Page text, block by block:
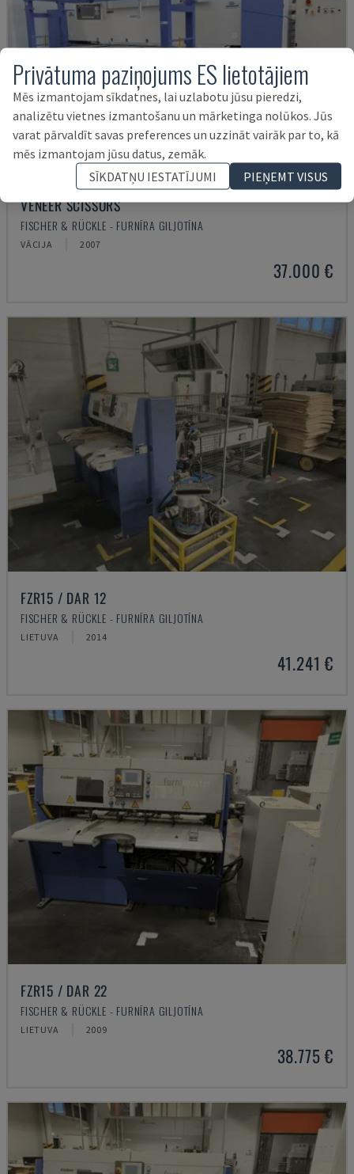
VENEER SCISSORS
FISCHER & RÜCKLE - FURNĪRA GILJOTĪNA
VĀCIJA 2007
37.000 €
FZR15 / DAR 12
FISCHER & RÜCKLE - FURNĪRA GILJOTĪNA
LIETUVA 2014
41.241 €
FZR15 / DAR 22
FISCHER & RÜCKLE - FURNĪRA GILJOTĪNA
LIETUVA 2009
38.775 €
Privātuma paziņojums ES lietotājiem
Mēs izmantojam sīkdatnes, lai uzlabotu jūsu pieredzi,
analizētu vietnes izmantošanu un mārketinga nolūkos. Jūs
varat pārvaldīt savas preferences un uzzināt vairāk par to, kā
mēs izmantojam jūsu datus, zemāk.
SĪKDATŅU IESTATĪJUMI
PIEŅEMT VISUS